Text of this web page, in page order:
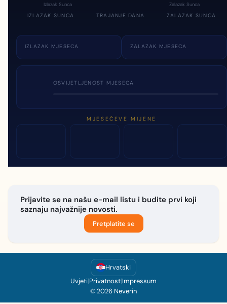
Izlazak Sunca Zalazak Sunca
IZLAZAK SUNCA TRAJANJE DANA ZALAZAK SUNCA
IZLAZAK MJESECA ZALAZAK MJESECA
OSVIJETLJENOST MJESECA
MJESEČEVE MIJENE
Prijavite se na našu e-mail listu i budite prvi koji
saznaju najvažnije novosti.
Pretplatite se
Hrvatski
Uvjeti|Privatnost|Impressum
© 2026 Neverin